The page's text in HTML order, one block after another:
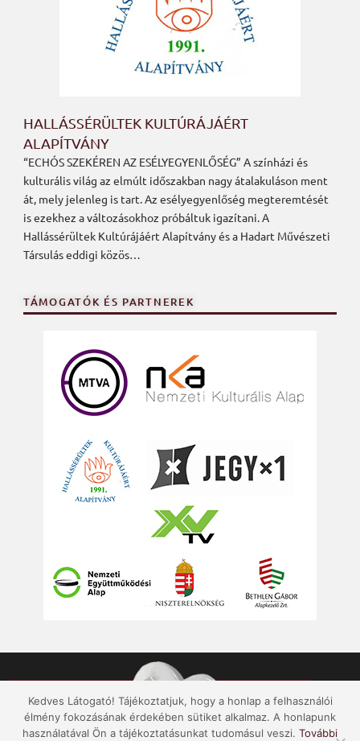
HALLÁSSÉRÜLTEK KULTÚRÁJÁÉRT
ALAPÍTVÁNY
“ECHÓS SZEKÉREN AZ ESÉLYEGYENLŐSÉG” A színházi és
kulturális világ az elmúlt időszakban nagy átalakuláson ment
át, mely jelenleg is tart. Az esélyegyenlőség megteremtését
is ezekhez a változásokhoz próbáltuk igazítani. A
Hallássérültek Kultúrájáért Alapítvány és a Hadart Művészeti
Társulás eddigi közös…
TÁMOGATÓK ÉS PARTNEREK
Kedves Látogató! Tájékoztatjuk, hogy a honlap a felhasználói
élmény fokozásának érdekében sütiket alkalmaz. A honlapunk
használatával Ön a tájékoztatásunkat tudomásul veszi. További